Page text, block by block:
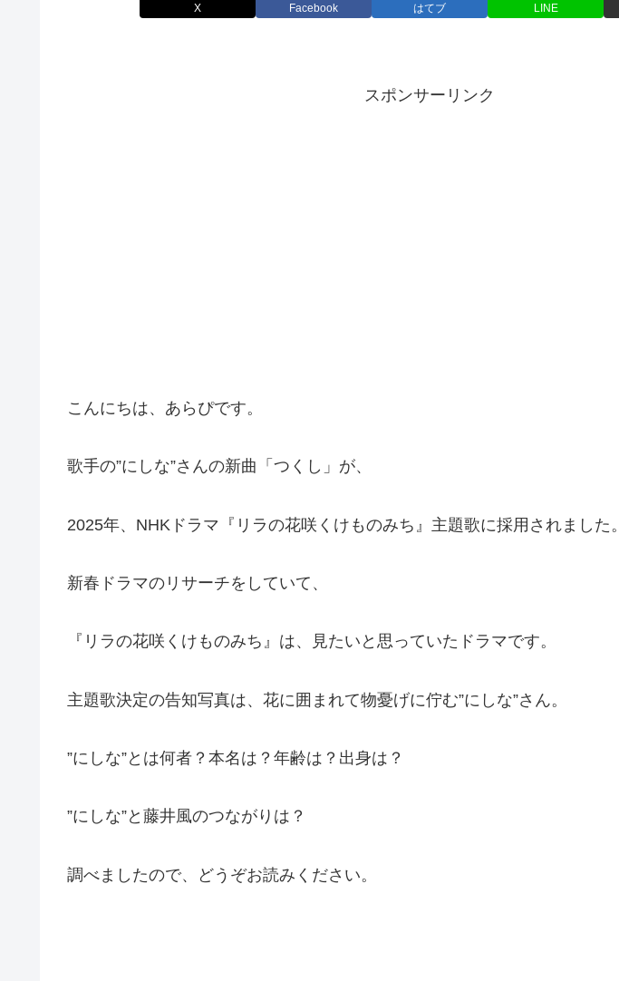
X Facebook はてブ LINE
スポンサーリンク
こんにちは、あらぴです。
歌手の”にしな”さんの新曲「つくし」が、
2025年、NHKドラマ『リラの花咲くけものみち』主題歌に採用されました。
新春ドラマのリサーチをしていて、
『リラの花咲くけものみち』は、見たいと思っていたドラマです。
主題歌決定の告知写真は、花に囲まれて物憂げに佇む”にしな”さん。
”にしな”とは何者？本名は？年齢は？出身は？
”にしな”と藤井風のつながりは？
調べましたので、どうぞお読みください。